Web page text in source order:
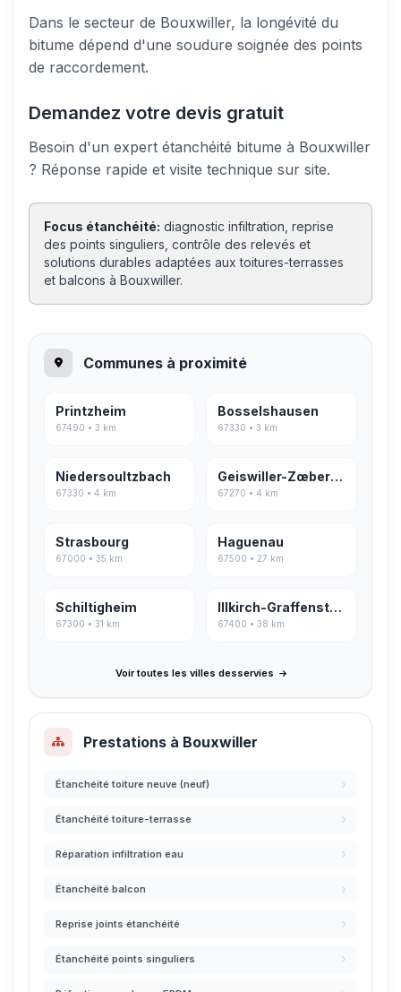
Dans le secteur de Bouxwiller, la longévité du
bitume dépend d'une soudure soignée des points
de raccordement.
Demandez votre devis gratuit
Besoin d'un expert étanchéité bitume à Bouxwiller
? Réponse rapide et visite technique sur site.
Focus étanchéité: diagnostic infiltration, reprise
des points singuliers, contrôle des relevés et
solutions durables adaptées aux toitures-terrasses
et balcons à Bouxwiller.
Communes à proximité
Printzheim
67490 • 3 km
Bosselshausen
67330 • 3 km
Niedersoultzbach
67330 • 4 km
Geiswiller-Zœbersdorf
67270 • 4 km
Strasbourg
67000 • 35 km
Haguenau
67500 • 27 km
Schiltigheim
67300 • 31 km
Illkirch-Graffenstaden
67400 • 38 km
Voir toutes les villes desservies
Prestations à Bouxwiller
Étanchéité toiture neuve (neuf)
Étanchéité toiture-terrasse
Réparation infiltration eau
Étanchéité balcon
Reprise joints étanchéité
Étanchéité points singuliers